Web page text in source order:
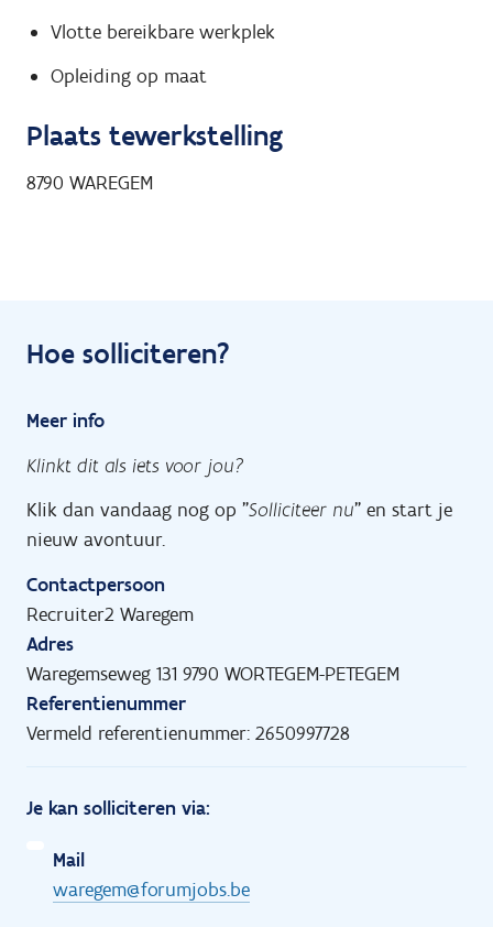
Vlotte bereikbare werkplek
Opleiding op maat
Plaats tewerkstelling
8790 WAREGEM
Hoe solliciteren?
Meer info
Klinkt dit als iets voor jou?
Klik dan vandaag nog op "Solliciteer nu" en start je
nieuw avontuur.
Contactpersoon
Recruiter2 Waregem
Adres
Waregemseweg 131 9790 WORTEGEM-PETEGEM
Referentienummer
Vermeld referentienummer: 2650997728
Je kan solliciteren via:
Mail
waregem@forumjobs.be